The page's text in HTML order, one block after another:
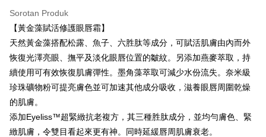
Taiwan Business Bank
Bank
HSBC Bank (Taiwan)
Limited
Hwatai Bank
Union Bank of Taiwan
Far Eastern International
Yuanta Commercial Bank
Bank Komersial E.SUN
DBS Bank
Bank Antarabangsa
Bank CTBC
Bank Cathay United
Taiwan Business Bank
Taichung Commercial Bank
HSBC Bank (Taiwan) Limited
Hwatai Bank
Far Eastern International Bank
Yuanta Commercial Bank
Bank SinoPac
Bank Komersial E.SUN
DBS Bank
Bank Antarabangsa Taishin
Syarikat Kad Kredit Rakuten
Taiwan
Apple Pay
JKOPAY
Easy Wallet
Google Pay
Plus PAY
Pemindahan ATM
Sorotan Produk
【黃金藻賦活修護眼唇霜】
天然黃金藻搭配松露、魚子、六胜肽等成分，可賦活肌膚由內而外
恢復光澤亮眼、撫平及淡化眼唇位置的皺紋。另添加燕麥萃取，持
續使用可有效恢復肌膚彈性。墨角藻萃取可減少水份流失。奈米級
珍珠礦物粉可提亮膚色並可加速其他成分吸收，滋養眼唇周圍乾燥
的肌膚。
添加Eyeliss™超緊緻抗老複方，其三種胜肽成分，並均勻膚色、緊
緻肌膚，令雙目看起來更有神。同時延緩唇周肌膚衰老。